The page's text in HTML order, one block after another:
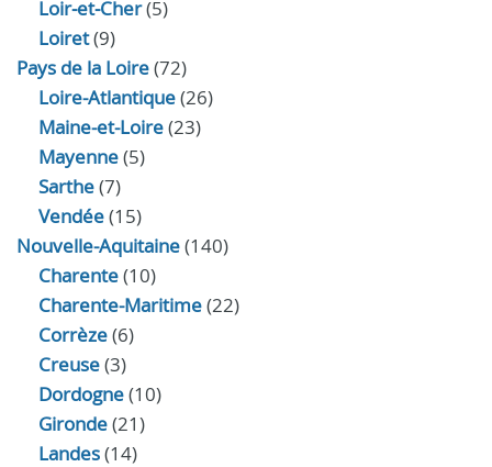
Loir‑et‑Cher(5)
Loiret(9)
Pays de la Loire(72)
Loire-Atlantique(26)
Maine-et-Loire(23)
Mayenne(5)
Sarthe(7)
Vendée(15)
Nouvelle-Aquitaine(140)
Charente(10)
Charente-Maritime(22)
Corrèze(6)
Creuse(3)
Dordogne(10)
Gironde(21)
Landes(14)